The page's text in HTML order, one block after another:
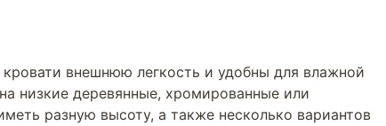
внешнюю легкость и удобны для влажной
низкие деревянные, хромированные или
разную высоту, а также несколько вариантов